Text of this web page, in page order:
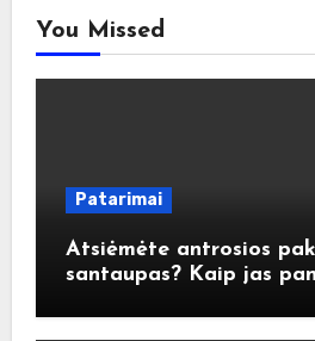
You Missed
Patarimai
Atsiėmėte antrosios
santaupas? Kaip jas